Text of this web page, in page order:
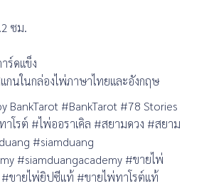
ซม.
ร์ดแข็ง
กนในกล่องไพ่ภาษาไทยและอังกฤษ
BankTarot #BankTarot #78 Stories
โรต์ #ไพ่ออราเคิล #สยามดวง #สยาม
#siamduang
#siamduangacademy #ขายไพ่
ขายไพ่ยิปซีแท้ #ขายไพ่ทาโรต์แท้